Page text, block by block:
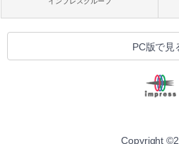
PC版で見
Copyright ©